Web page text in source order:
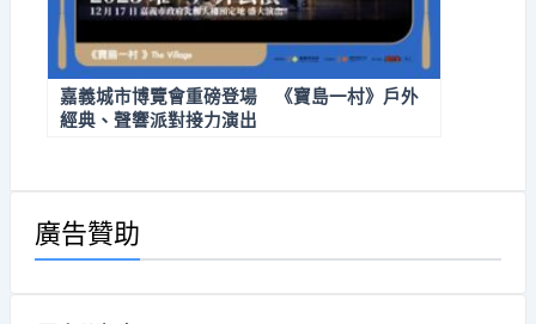
嘉義城市博覽會重磅登場 《寶島一村》戶外
經典、聲響派對接力演出
廣告贊助